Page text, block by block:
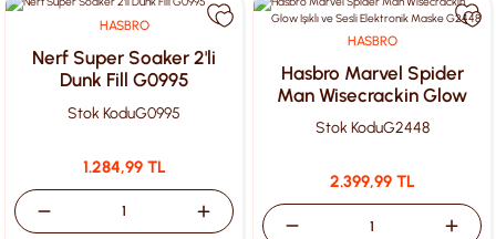
HASBRO
Nerf Super Soaker 2'li
Dunk Fill G0995
Stok KoduG0995
1.284,99 TL
HASBRO
Hasbro Marvel Spider
Man Wisecrackin Glow
Işıklı ve Sesli Elektronik
Maske G2448
Stok KoduG2448
2.399,99 TL